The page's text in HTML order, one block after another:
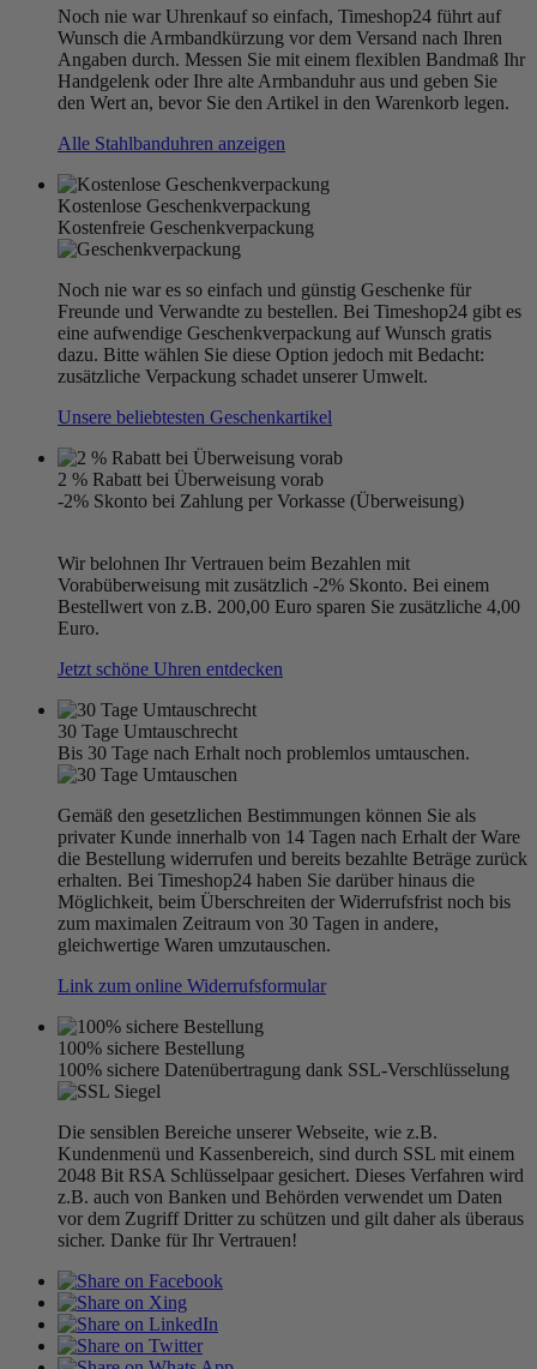
Noch nie war Uhrenkauf so einfach, Timeshop24 führt auf
Wunsch die Armbandkürzung vor dem Versand nach Ihren
Angaben durch. Messen Sie mit einem flexiblen Bandmaß Ihr
Handgelenk oder Ihre alte Armbanduhr aus und geben Sie
den Wert an, bevor Sie den Artikel in den Warenkorb legen.
Alle Stahlbanduhren anzeigen
Kostenlose Geschenkverpackung
Kostenfreie Geschenkverpackung
Noch nie war es so einfach und günstig Geschenke für
Freunde und Verwandte zu bestellen. Bei Timeshop24 gibt es
eine aufwendige Geschenkverpackung auf Wunsch gratis
dazu. Bitte wählen Sie diese Option jedoch mit Bedacht:
zusätzliche Verpackung schadet unserer Umwelt.
Unsere beliebtesten Geschenkartikel
2 % Rabatt bei Überweisung vorab
-2% Skonto bei Zahlung per Vorkasse (Überweisung)
Wir belohnen Ihr Vertrauen beim Bezahlen mit
Vorabüberweisung mit zusätzlich -2% Skonto. Bei einem
Bestellwert von z.B. 200,00 Euro sparen Sie zusätzliche 4,00
Euro.
Jetzt schöne Uhren entdecken
30 Tage Umtauschrecht
Bis 30 Tage nach Erhalt noch problemlos umtauschen.
Gemäß den gesetzlichen Bestimmungen können Sie als
privater Kunde innerhalb von 14 Tagen nach Erhalt der Ware
die Bestellung widerrufen und bereits bezahlte Beträge zurück
erhalten. Bei Timeshop24 haben Sie darüber hinaus die
Möglichkeit, beim Überschreiten der Widerrufsfrist noch bis
zum maximalen Zeitraum von 30 Tagen in andere,
gleichwertige Waren umzutauschen.
Link zum online Widerrufsformular
100% sichere Bestellung
100% sichere Datenübertragung dank SSL-Verschlüsselung
Die sensiblen Bereiche unserer Webseite, wie z.B.
Kundenmenü und Kassenbereich, sind durch SSL mit einem
2048 Bit RSA Schlüsselpaar gesichert. Dieses Verfahren wird
z.B. auch von Banken und Behörden verwendet um Daten
vor dem Zugriff Dritter zu schützen und gilt daher als überaus
sicher. Danke für Ihr Vertrauen!